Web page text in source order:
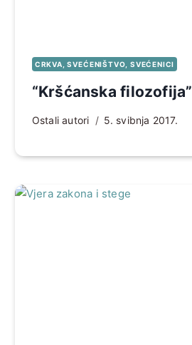
CRKVA, SVEĆENIŠTVO, SVEĆENICI
“Kršćanska filozofija”
Ostali autori 5. svibnja 2017.